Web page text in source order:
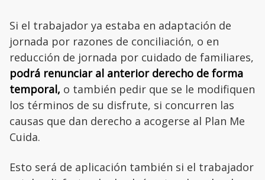
Si el trabajador ya estaba en adaptación de
jornada por razones de conciliación, o en
reducción de jornada por cuidado de familiares,
podrá renunciar al anterior derecho de forma
temporal, o también pedir que se le modifiquen
los términos de su disfrute, si concurren las
causas que dan derecho a acogerse al Plan Me
Cuida.
Esto será de aplicación también si el trabajador